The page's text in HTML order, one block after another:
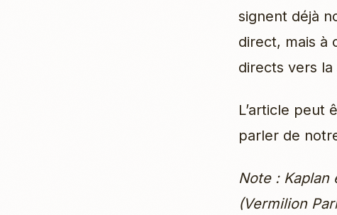
signent déjà
direct, mais à
directs vers
L’article peut
parler de
Note :
(Vermilion